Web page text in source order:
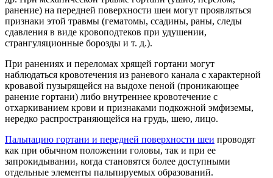
ранение) на передней поверхности шеи могут проявляться
признаки этой травмы (гематомы, ссадины, раны, следы
сдавления в виде кровоподтеков при удушении,
странгуляционные борозды и т. д.).
При ранениях и переломах хрящей гортани могут
наблюдаться кровотечения из раневого канала с характерной
кровавой пузырящейся на выдохе пеной (проникающее
ранение гортани) либо внутреннее кровотечение с
отхаркиванием крови и признаками подкожной эмфиземы,
нередко распространяющейся на грудь, шею, лицо.
Пальпацию гортани и передней поверхности шеи проводят
как при обычном положении головы, так и при ее
запрокидывании, когда становятся более доступными
отдельные элементы пальпируемых образований.